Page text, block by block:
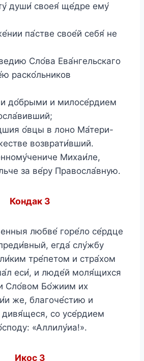
души́ своея́ ще́дре ему́
па́стве свое́й себя́ не
Сло́ва Ева́нгельскаго
раско́льников
до́брыми и милосе́рдием
о́вцы в лоно Ма́тери-
возврати́вший.
Михаи́ле,
за ве́ру Правосла́вную.
Кондак 3
любве́ горе́ло се́рдце
егда́ слу́жбу
тре́петом и стра́хом
еси́, и люде́й моля́щихся
Сло́вом Бо́жиим их
же, благоче́стию и
дивя́щеся, со усе́рдием
«Аллилу́иа!».
Икос 3